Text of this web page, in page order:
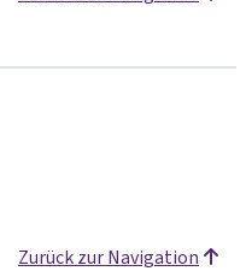
Zurück zur Navigation